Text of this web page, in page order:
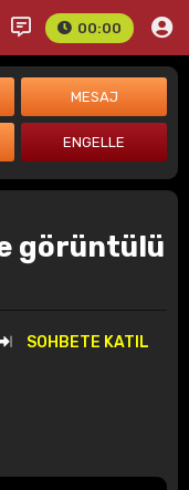
00:00
görüntülü
SOHBETE KATIL